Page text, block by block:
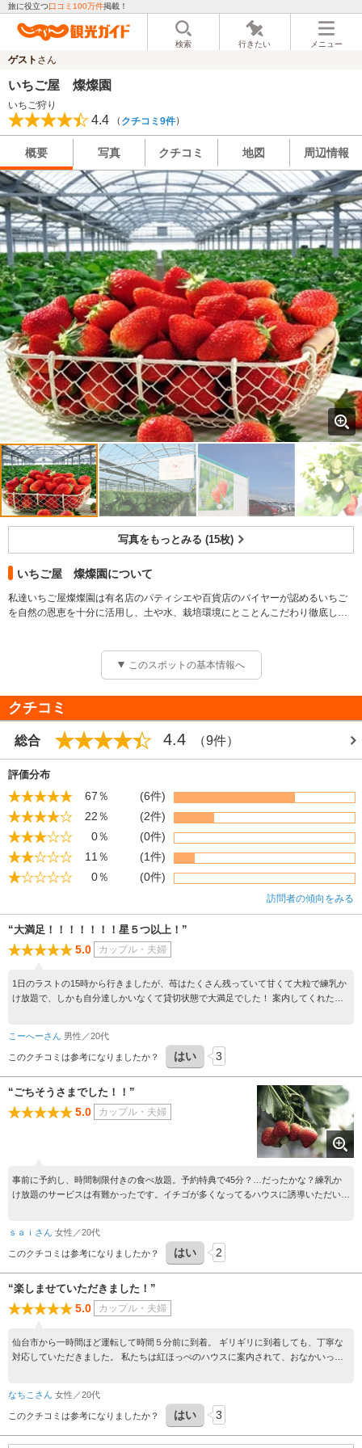
旅に役立つ口コミ100万件掲載！
検索 行きたい メニュー
ゲスト さん
いちご屋 燦燦園
いちご狩り
4.4 （ クチコミ9件）
概要 写真 クチコミ 地図 周辺情報
写真をもっとみる (15枚)
いちご屋 燦燦園について
私達いちご屋燦燦園は有名店のパティシエや百貨店のバイヤーが認めるいちご
を自然の恩恵を十分に活用し、土や水、栽培環境にとことんこだわり徹底した
ぜひ遊びに来てください＼(^o^)／
このスポットの基本情報へ
クチコミ
総合 4.4 （9件）
評価分布
67％
(6件)
22％
(2件)
0％
(0件)
11％
(1件)
0％
(0件)
訪問者の傾向をみる
“大満足！！！！！！！星５つ以上！”
5.0 カップル・夫婦
1日のラストの15時から行きましたが、苺はたくさん残っていて甘くて大粒で練乳か
け放題で、しかも自分達しかいなくて貸切状態で大満足でした！ 案内してくれた女
こーへーさん 男性／20代
このクチコミは参考になりましたか？ はい 3
“ごちそうさまでした！！”
5.0 カップル・夫婦
事前に予約し、時間制限付きの食べ放題。予約特典で45分？…だったかな？練乳か
け放題のサービスは有難かったです。イチゴが多くなってるハウスに誘導いただいた
いっぱいでしたね。お手拭きも完備されてて、安心して食べられました。美味しいイ
チゴ、ありがとうございました！！
ｓａｉさん 女性／20代
このクチコミは参考になりましたか？ はい 2
“楽しませていただきました！”
5.0 カップル・夫婦
仙台市から一時間ほど運転して時間５分前に到着。 ギリギリに到着しても、丁寧な
対応していただきました。 私たちは紅ほっぺのハウスに案内されて、おなかいっぱ
ったです。 職員の方もフレンドリーで親しみやすかったので、また来年行きたいと
思いました。 練乳かけ放題もとても魅力的でした( ´∀｀ ) 楽しい時間をありがとうご
なちこさん 女性／20代
このクチコミは参考になりましたか？ はい 3